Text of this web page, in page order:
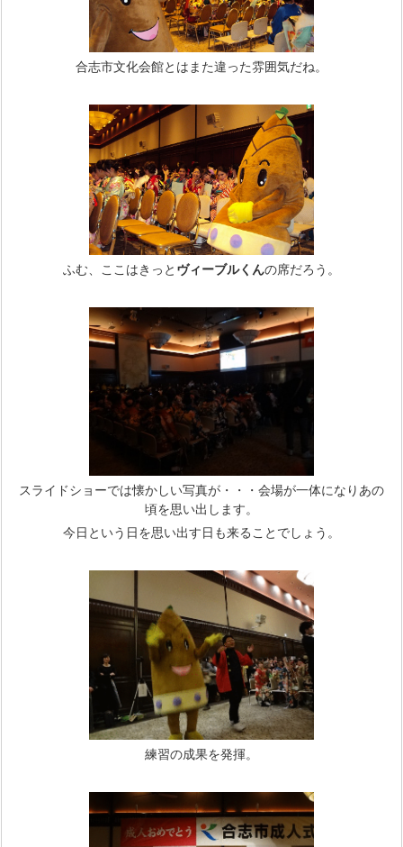
合志市文化会館とはまた違った雰囲気だね。
ふむ、ここはきっと ヴィーブルくんの席だろう。
スライドショーでは懐かしい写真が・・・会場が一体になりあの
頃を思い出します。
今日という日を思い出す日も来ることでしょう。
練習の成果を発揮。